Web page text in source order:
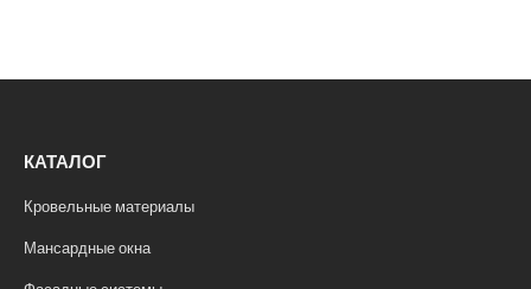
КАТАЛОГ
Кровельные материалы
Мансардные окна